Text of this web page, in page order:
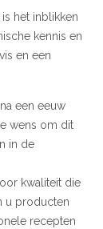
het inblikken
kennis en
en een
een eeuw
wens om dit
in de
kwaliteit die
u producten
recepten